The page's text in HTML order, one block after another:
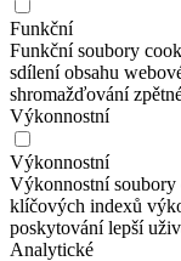
Funkční
Funkční soubory
sdílení obsahu
shromažďování
Výkonnostní
Výkonnostní
Výkonnostní soubory
klíčových indexů
poskytování lepší
Analytické